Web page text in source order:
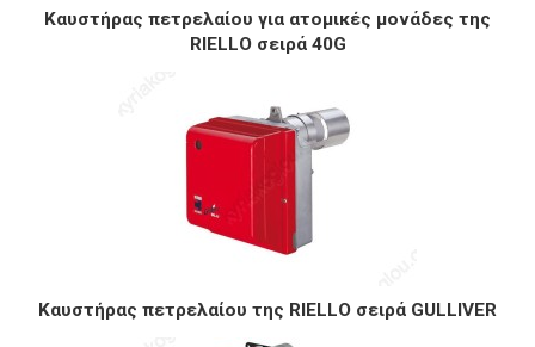
Καυστήρας πετρελαίου για ατομικές μονάδες της
RIELLO σειρά 40G
Καυστήρας πετρελαίου της RIELLO σειρά GULLIVER